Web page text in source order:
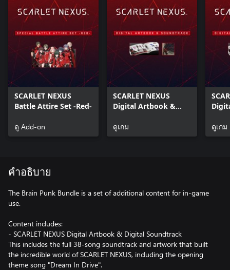
SCARLET NEXUS
Battle Attire Set -Red-
ดู Add-on
SCARLET NEXUS
Digital Artbook &
ดูเกม
ดูเกม
คำอธิบาย
The Brain Punk Bundle is a set of additional content for in-game
use.
Content includes:
- SCARLET NEXUS Digital Artbook & Digital Soundtrack
This includes the full 38-song soundtrack and artwork that built
the incredible world of SCARLET NEXUS, including the opening
theme song "Dream In Drive".